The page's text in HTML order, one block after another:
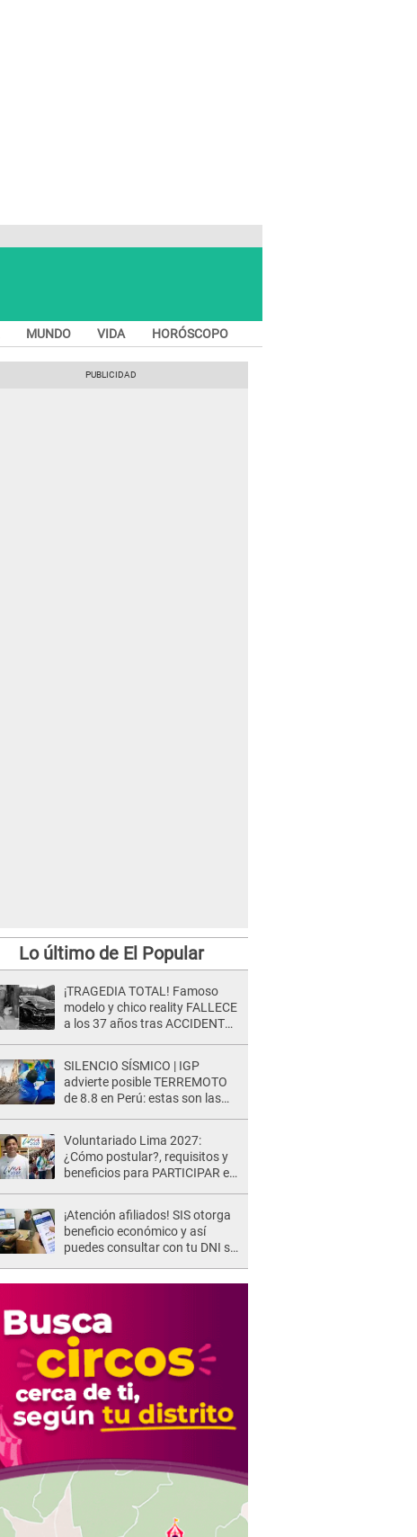
MUNDO VIDA HORÓSCOPO
Lo último de El Popular
¡TRAGEDIA TOTAL! Famoso
modelo y chico reality FALLECE
a los 37 años tras ACCIDENTE
SILENCIO SÍSMICO | IGP
advierte posible TERREMOTO
de 8.8 en Perú: estas son las
Voluntariado Lima 2027:
¿Cómo postular?, requisitos y
beneficios para PARTICIPAR en
¡Atención afiliados! SIS otorga
beneficio económico y así
puedes consultar con tu DNI si